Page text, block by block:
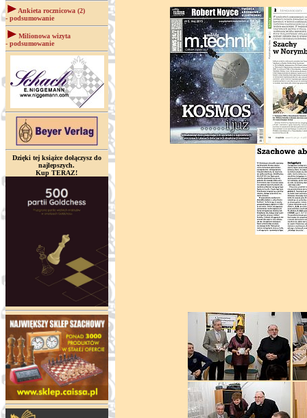
Ankieta rocznicowa (2)
- podsumowanie
Milionowa wizyta
- podsumowanie
Dzięki tej książce dołączysz do
najlepszych.
Kup TERAZ!